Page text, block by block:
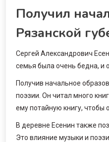
Получил
Рязанской
Сергей Александрович
семья была очень бедна, и
Получив начальное
поэзии. Он читал много
ему потайную книгу, чтобы
В деревне Есенин также
Это влияние музыки и